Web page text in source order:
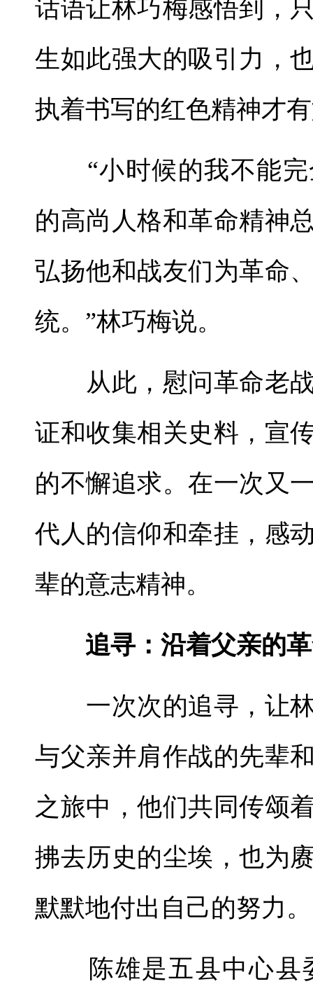
话语让林巧梅感悟到，
生如此强大的吸引力，
执着书写的红色精神才
“小时候的我不能完
的高尚人格和革命精神
弘扬他和战友们为革命
统。”林巧梅说。
从此，慰问革命老战
证和收集相关史料，宣
的不懈追求。在一次又
代人的信仰和牵挂，感
辈的意志精神。
追寻：沿着父亲的革
一次次的追寻，让林
与父亲并肩作战的先辈
之旅中，他们共同传颂
拂去历史的尘埃，也为
默默地付出自己的努力。
陈雄是五县中心县